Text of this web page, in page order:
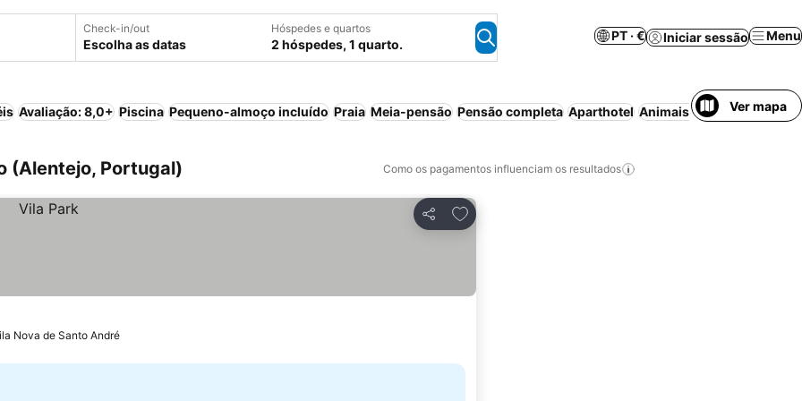
Check-in/out
Escolha as datas
Hóspedes e quartos
2 hóspedes, 1 quarto.
PT · € Iniciar sessão Menu
Avaliação: 8,0+ Piscina Pequeno-almoço incluído Praia Meia-pensão Pensão completa Aparthotel Animais permitidosVer mapa
(Alentejo, Portugal) Como os pagamentos influenciam os resultados
Partilhar
Adicionar aos favoritos
Nova de Santo André